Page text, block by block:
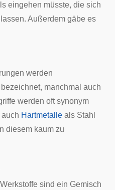
eingehen müsste, die sich
Außerdem gäbe es
werden
bezeichnet, manchmal auch
werden oft synonym
Hartmetalle als Stahl
diesem kaum zu
sind ein Gemisch